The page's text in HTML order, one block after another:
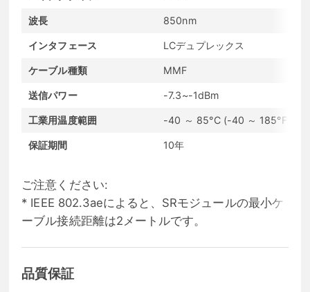
波長 850nm
インタフェース LCデュプレックス
ケーブル種類 MMF
送信パワー -7.3~-1dBm
工業用温度範囲 -40 ～ 85°C (-40 ～ 185°F)
保証期間 10年
ご注意ください:
* IEEE 802.3aeによると、SRモジュールの最小ケ
ーブル接続距離は2メートルです。
品質保証